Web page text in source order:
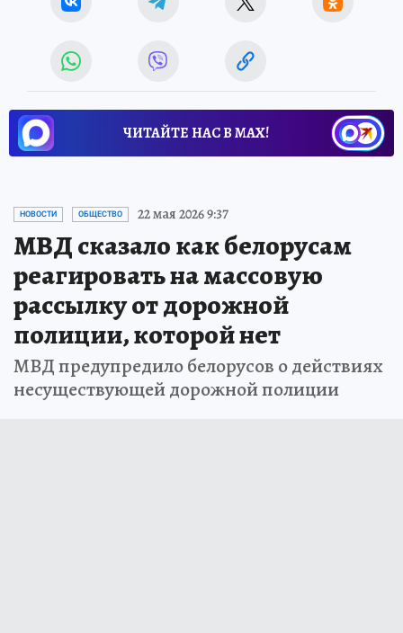
ЧИТАЙТЕ НАС В МАХ!
НОВОСТИ ОБЩЕСТВО 22 мая 2026 9:37
МВД сказало как белорусам
реагировать на массовую
рассылку от дорожной
полиции, которой нет
МВД предупредило белорусов о действиях
несуществующей дорожной полиции